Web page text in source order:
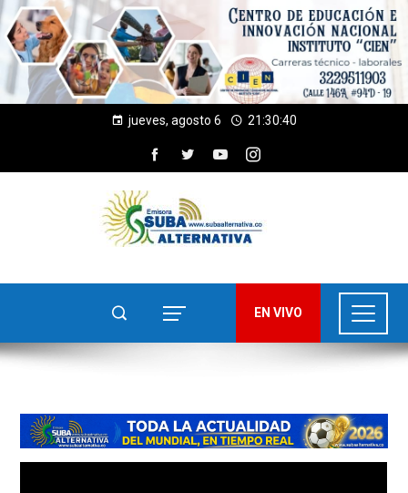
jueves, agosto 6 21:30:40
EN VIVO